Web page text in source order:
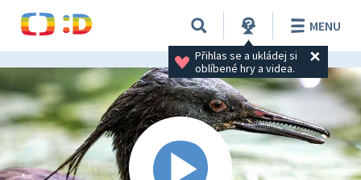
Přihlas se a ukládej si
oblíbené hry a videa.
MENU